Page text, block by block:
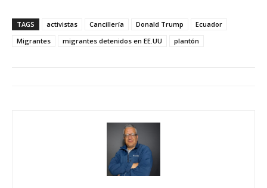
TAGS activistas Cancillería Donald Trump
Ecuador
Migrantes
migrantes detenidos en EE.UU plantón